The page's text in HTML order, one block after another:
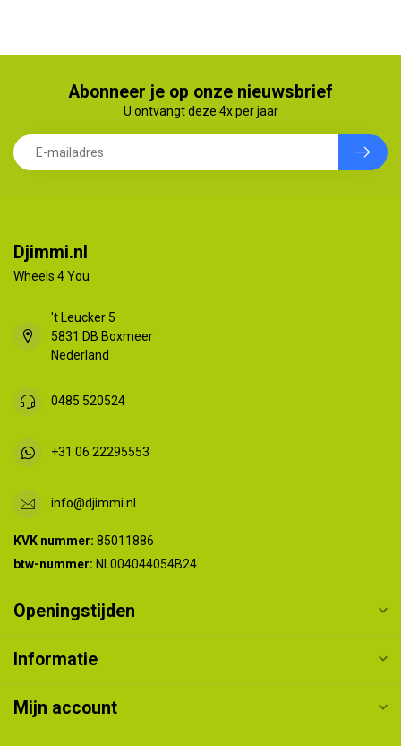
Abonneer je op onze nieuwsbrief
U ontvangt deze 4x per jaar
Djimmi.nl
Wheels 4 You
't Leucker 5
5831 DB Boxmeer
Nederland
0485 520524
+31 06 22295553
info@djimmi.nl
KVK nummer: 85011886
btw-nummer: NL004044054B24
Openingstijden
Informatie
Mijn account